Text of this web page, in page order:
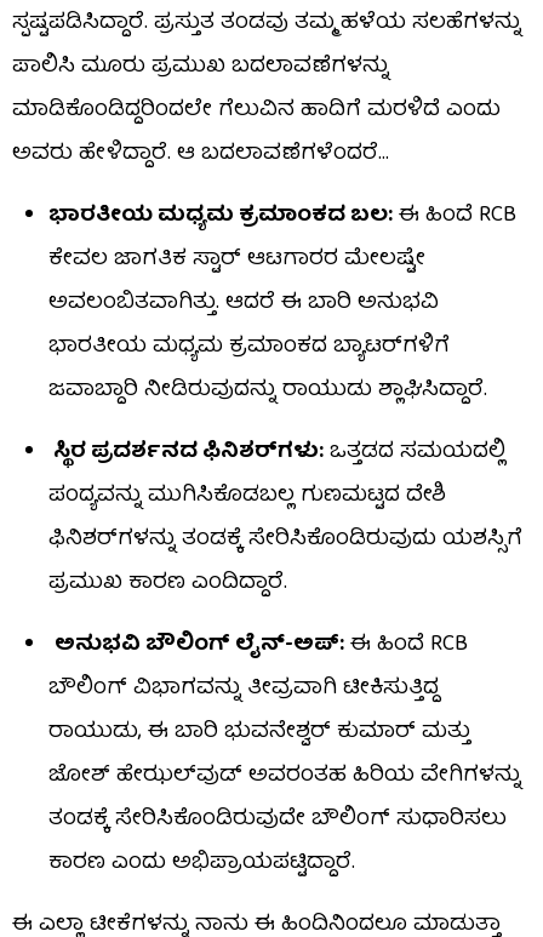
ಸ್ಪಷ್ಟಪಡಿಸಿದ್ದಾರೆ. ಪ್ರಸ್ತುತ ತಂಡವು ತಮ್ಮ ಹಳೆಯ ಸಲಹೆಗಳನ್ನು
ಪಾಲಿಸಿ ಮೂರು ಪ್ರಮುಖ ಬದಲಾವಣೆಗಳನ್ನು
ಮಾಡಿಕೊಂಡಿದ್ದರಿಂದಲೇ ಗೆಲುವಿನ ಹಾದಿಗೆ ಮರಳಿದೆ ಎಂದು
ಅವರು ಹೇಳಿದ್ದಾರೆ. ಆ ಬದಲಾವಣೆಗಳೆಂದರೆ…
ಭಾರತೀಯ ಮಧ್ಯಮ ಕ್ರಮಾಂಕದ ಬಲ:ಈ ಹಿಂದೆ RCB
ಕೇವಲ ಜಾಗತಿಕ ಸ್ಟಾರ್ ಆಟಗಾರರ ಮೇಲಷ್ಟೇ
ಅವಲಂಬಿತವಾಗಿತ್ತು. ಆದರೆ ಈ ಬಾರಿ ಅನುಭವಿ
ಭಾರತೀಯ ಮಧ್ಯಮ ಕ್ರಮಾಂಕದ ಬ್ಯಾಟರ್‌ಗಳಿಗೆ
ಜವಾಬ್ದಾರಿ ನೀಡಿರುವುದನ್ನು ರಾಯುಡು ಶ್ಲಾಘಿಸಿದ್ದಾರೆ.
ಸ್ಥಿರ ಪ್ರದರ್ಶನದ ಫಿನಿಶರ್‌ಗಳು:ಒತ್ತಡದ ಸಮಯದಲ್ಲಿ
ಪಂದ್ಯವನ್ನು ಮುಗಿಸಿಕೊಡಬಲ್ಲ ಗುಣಮಟ್ಟದ ದೇಶಿ
ಫಿನಿಶರ್‌ಗಳನ್ನು ತಂಡಕ್ಕೆ ಸೇರಿಸಿಕೊಂಡಿರುವುದು ಯಶಸ್ಸಿಗೆ
ಪ್ರಮುಖ ಕಾರಣ ಎಂದಿದ್ದಾರೆ.
ಅನುಭವಿ ಬೌಲಿಂಗ್ ಲೈನ್-ಅಪ್:ಈ ಹಿಂದೆ RCB
ಬೌಲಿಂಗ್ ವಿಭಾಗವನ್ನು ತೀವ್ರವಾಗಿ ಟೀಕಿಸುತ್ತಿದ್ದ
ರಾಯುಡು, ಈ ಬಾರಿ ಭುವನೇಶ್ವರ್ ಕುಮಾರ್ ಮತ್ತು
ಜೋಶ್ ಹೇಝಲ್​ವುಡ್ ಅವರಂತಹ ಹಿರಿಯ ವೇಗಿಗಳನ್ನು
ತಂಡಕ್ಕೆ ಸೇರಿಸಿಕೊಂಡಿರುವುದೇ ಬೌಲಿಂಗ್ ಸುಧಾರಿಸಲು
ಕಾರಣ ಎಂದು ಅಭಿಪ್ರಾಯಪಟ್ಟಿದ್ದಾರೆ.
ಈ ಎಲ್ಲಾ ಟೀಕೆಗಳನ್ನು ನಾನು ಈ ಹಿಂದಿನಿಂದಲೂ ಮಾಡುತ್ತಾ